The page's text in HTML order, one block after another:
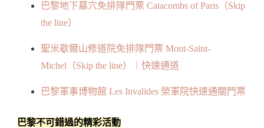
巴黎地下墓穴免排隊門票 Catacombs of Paris（Skip
the line）
聖米歇爾山修道院免排隊門票 Mont-Saint-
Michel（Skip the line）｜快速通道
巴黎軍事博物館 Les Invalides 榮軍院快速通關門票
巴黎不可錯過的精彩活動